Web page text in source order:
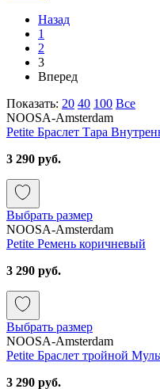
Назад
1
2
3
Вперед
Показать: 20 40 100 Все
NOOSA-Amsterdam
Petite Браслет Тара
3 290 руб.
Выбрать размер
NOOSA-Amsterdam
Petite Ремень коричневый
3 290 руб.
Выбрать размер
NOOSA-Amsterdam
Petite Браслет тройной
3 290 руб.